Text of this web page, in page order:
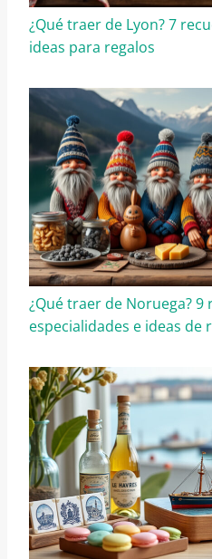
¿Qué traer de Lyon? 7
ideas para regalos
¿Qué traer de Noruega? 9
especialidades e ideas de